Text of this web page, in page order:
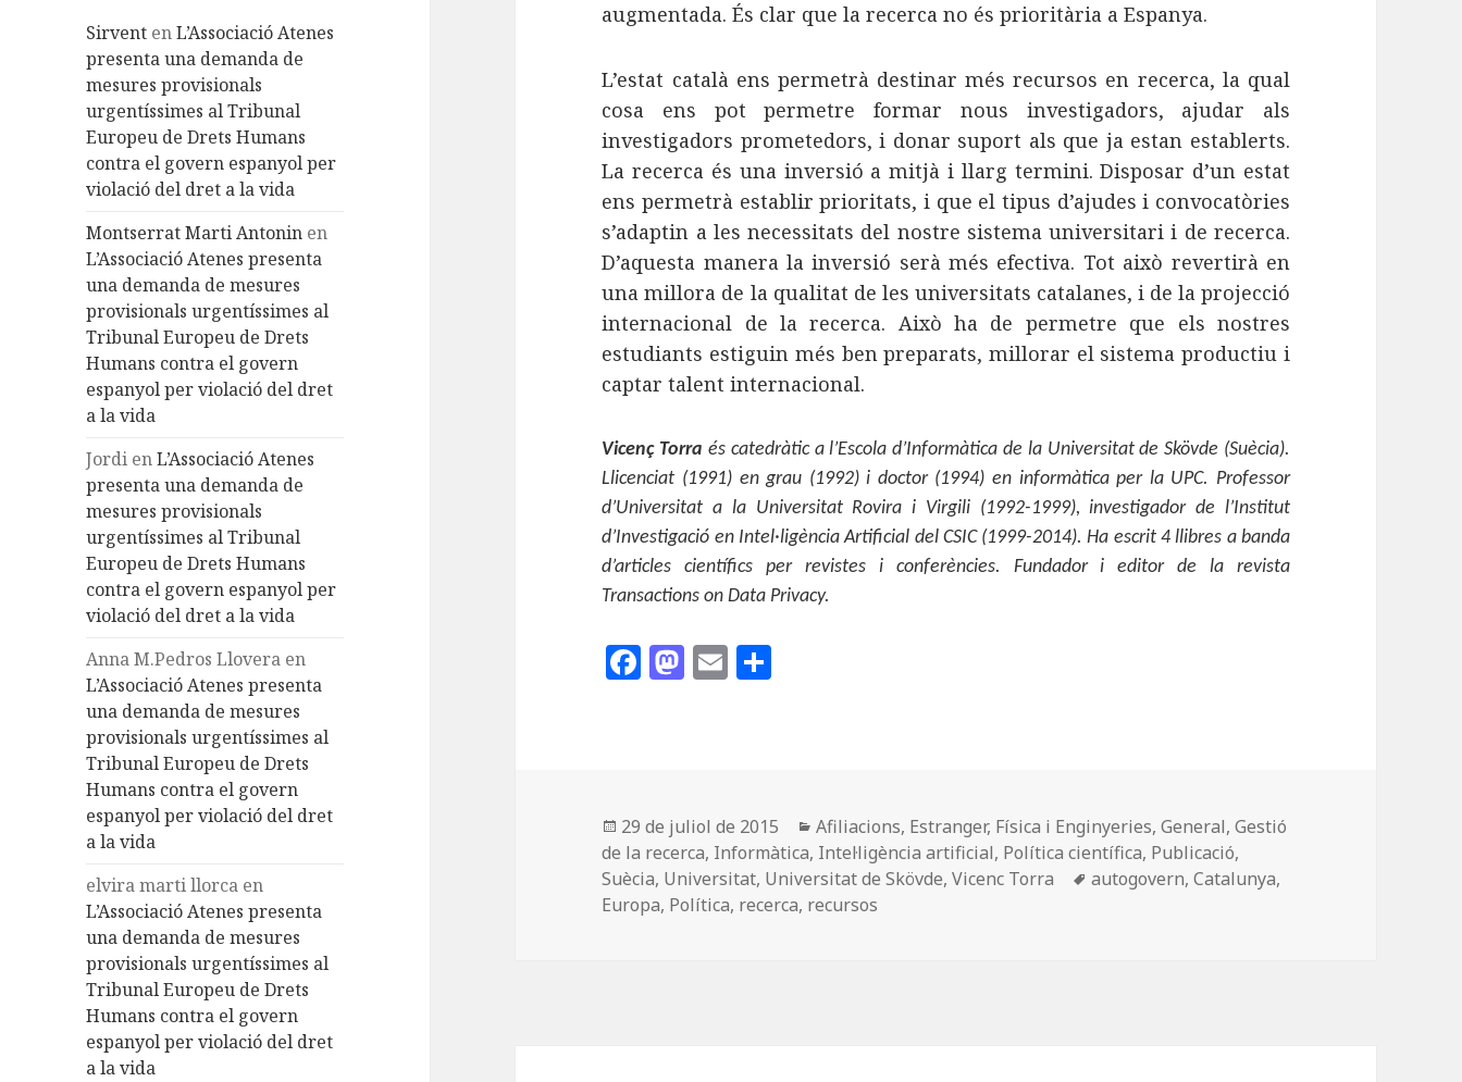
Sirvent enL’Associació Atenes
presenta una demanda de
mesures provisionals
urgentíssimes al Tribunal
Europeu de Drets Humans
contra el govern espanyol per
violació del dret a la vida
Montserrat Marti Antonin en
L’Associació Atenes presenta
una demanda de mesures
provisionals urgentíssimes al
Tribunal Europeu de Drets
Humans contra el govern
espanyol per violació del dret
a la vida
Jordi enL’Associació Atenes
presenta una demanda de
mesures provisionals
urgentíssimes al Tribunal
Europeu de Drets Humans
contra el govern espanyol per
violació del dret a la vida
Anna M.Pedros Llovera en
L’Associació Atenes presenta
una demanda de mesures
provisionals urgentíssimes al
Tribunal Europeu de Drets
Humans contra el govern
espanyol per violació del dret
a la vida
elvira marti llorca en
L’Associació Atenes presenta
una demanda de mesures
provisionals urgentíssimes al
Tribunal Europeu de Drets
Humans contra el govern
espanyol per violació del dret
a la vida
augmentada. És clar que la recerca no és prioritària a Espanya.
L’estat català ens permetrà destinar més recursos en recerca, la qual
cosa ens pot permetre formar nous investigadors, ajudar als
investigadors prometedors, i donar suport als que ja estan establerts.
La recerca és una inversió a mitjà i llarg termini. Disposar d’un estat
ens permetrà establir prioritats, i que el tipus d’ajudes i convocatòries
s’adaptin a les necessitats del nostre sistema universitari i de recerca.
D’aquesta manera la inversió serà més efectiva. Tot això revertirà en
una millora de la qualitat de les universitats catalanes, i de la projecció
internacional de la recerca. Això ha de permetre que els nostres
estudiants estiguin més ben preparats, millorar el sistema productiu i
captar talent internacional.
Vicenç Torra és catedràtic a l’Escola d’Informàtica de la Universitat de Skövde (Suècia).
Llicenciat (1991) en grau (1992) i doctor (1994) en informàtica per la UPC. Professor
d’Universitat a la Universitat Rovira i Virgili (1992-1999), investigador de l’Institut
d’Investigació en Intel·ligència Artificial del CSIC (1999-2014). Ha escrit 4 llibres a banda
d’articles científics per revistes i conferències. Fundador i editor de la revista
Transactions on Data Privacy.
F
o
o
k
M
n
E
rt
ei
x
Publicat
el
29 de juliol de 2015 Categories
Afiliacions, Estranger, Física i Enginyeries,General,Gestió
de la recerca, Informàtica, Intel·ligència artificial, Política científica, Publicació,
Suècia, Universitat, Universitat de Skövde,Vicenc Torra Etiquetes
autogovern,Catalunya,
Europa, Política, recerca, recursos